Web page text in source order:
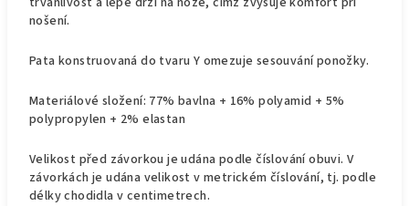
nošení.
Pata konstruovaná do tvaru Y omezuje sesouvání ponožky.
Materiálové složení: 77% bavlna + 16% polyamid + 5%
polypropylen + 2% elastan
Velikost před závorkou je udána podle číslování obuvi. V
závorkách je udána velikost v metrickém číslování, tj. podle
délky chodidla v centimetrech.